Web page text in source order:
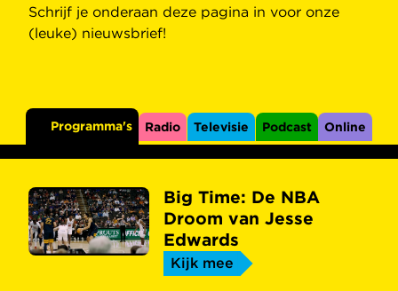
Schrijf je onderaan deze pagina in voor onze
(leuke) nieuwsbrief!
Programma's Radio Televisie Podcast Online
Big Time: De NBA
Droom van Jesse
Edwards
Kijk mee